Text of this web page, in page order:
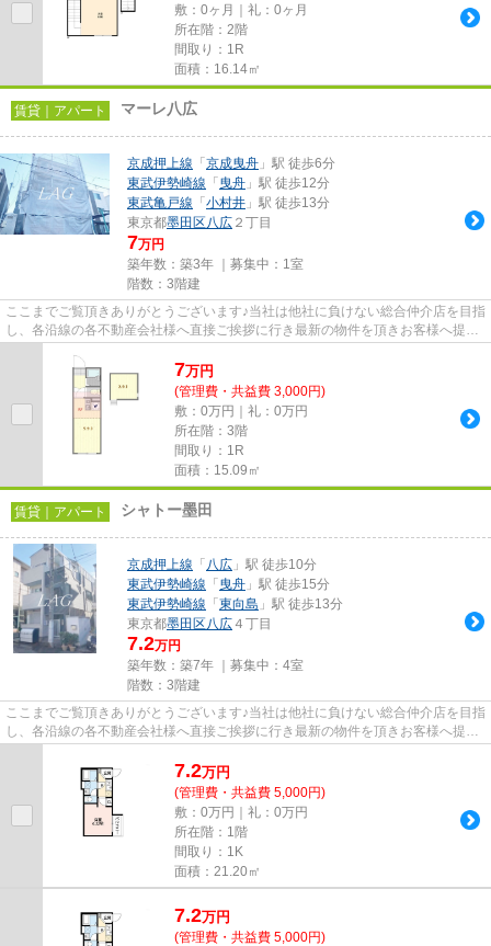
敷：0ヶ月｜礼：0ヶ月
所在階：2階
間取り：1R
面積：16.14㎡
賃貸｜アパート マーレ八広
京成押上線 「 京成曳舟 」駅 徒歩6分
東武伊勢崎線 「 曳舟 」駅 徒歩12分
東武亀戸線 「 小村井 」駅 徒歩13分
東京都墨田区八広 ２丁目
7万円
築年数：築3年 ｜募集中： 1室
階数：3階建
ここまでご覧頂きありがとうございます♪当社は他社に負けない総合仲介店を目指
し、各沿線の各不動産会社様へ直接ご挨拶に行き最新の物件を頂きお客様へ提供
7万円
(管理費・共益費 3,000円)
敷：0万円｜礼：0万円
所在階：3階
間取り：1R
面積：15.09㎡
賃貸｜アパート シャトー墨田
京成押上線 「 八広 」駅 徒歩10分
東武伊勢崎線 「 曳舟 」駅 徒歩15分
東武伊勢崎線 「 東向島 」駅 徒歩13分
東京都墨田区八広 ４丁目
7.2万円
築年数：築7年 ｜募集中： 4室
階数：3階建
ここまでご覧頂きありがとうございます♪当社は他社に負けない総合仲介店を目指
し、各沿線の各不動産会社様へ直接ご挨拶に行き最新の物件を頂きお客様へ提供
7.2万円
(管理費・共益費 5,000円)
敷：0万円｜礼：0万円
所在階：1階
間取り：1K
面積：21.20㎡
7.2万円
(管理費・共益費 5,000円)